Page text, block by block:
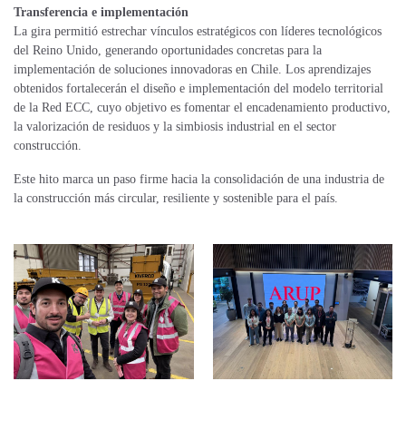
Transferencia e implementación
La gira permitió estrechar vínculos estratégicos con líderes tecnológicos
del Reino Unido, generando oportunidades concretas para la
implementación de soluciones innovadoras en Chile. Los aprendizajes
obtenidos fortalecerán el diseño e implementación del modelo territorial
de la Red ECC, cuyo objetivo es fomentar el encadenamiento productivo,
la valorización de residuos y la simbiosis industrial en el sector
construcción.
Este hito marca un paso firme hacia la consolidación de una industria de
la construcción más circular, resiliente y sostenible para el país.